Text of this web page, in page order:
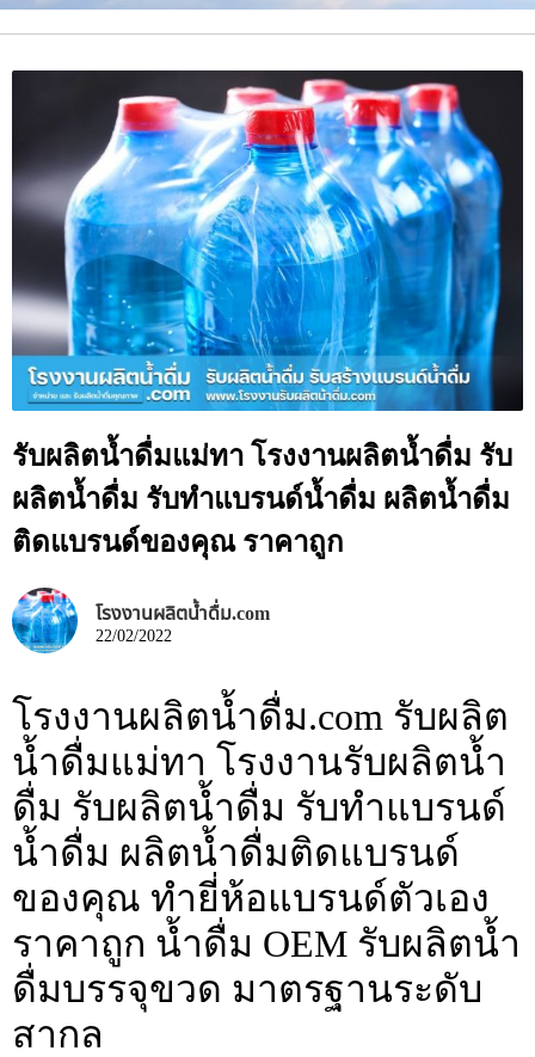
รับผลิตน้ำดื่มแม่ทา โรงงานผลิตน้ำดื่ม รับ
ผลิตน้ำดื่ม รับทำแบรนด์น้ำดื่ม ผลิตน้ำดื่ม
ติดแบรนด์ของคุณ ราคาถูก
โรงงานผลิตน้ำดื่ม.com
22/02/2022
โรงงานผลิตน้ำดื่ม.com รับผลิต
น้ำดื่มแม่ทา โรงงานรับผลิตน้ำ
ดื่ม รับผลิตน้ำดื่ม รับทำแบรนด์
น้ำดื่ม ผลิตน้ำดื่มติดแบรนด์
ของคุณ ทำยี่ห้อแบรนด์ตัวเอง
ราคาถูก น้ำดื่ม OEM รับผลิตน้ำ
ดื่มบรรจุขวด มาตรฐานระดับ
สากล